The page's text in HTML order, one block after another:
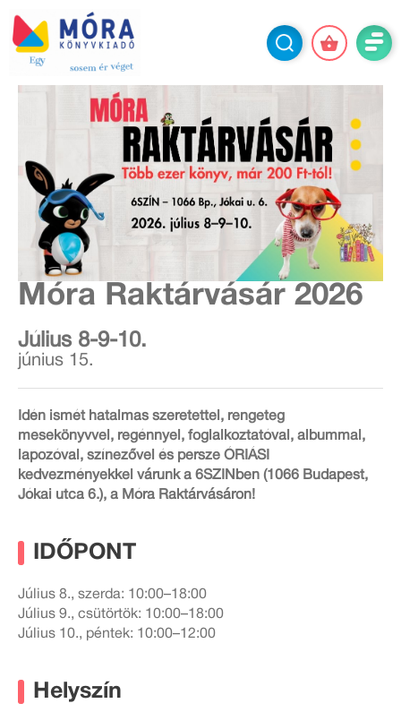
Móra Raktárvásár 2026
Július 8-9-10.
június 15.
Idén ismét hatalmas szeretettel, rengeteg
mesekönyvvel, regénnyel, foglalkoztatóval, albummal,
lapozóval, színezővel és persze ÓRIÁSI
kedvezményekkel várunk a 6SZINben (1066 Budapest,
Jókai utca 6.), a Móra Raktárvásáron!
IDŐPONT
Július 8., szerda: 10:00–18:00
Július 9., csütörtök: 10:00–18:00
Július 10., péntek: 10:00–12:00
Helyszín